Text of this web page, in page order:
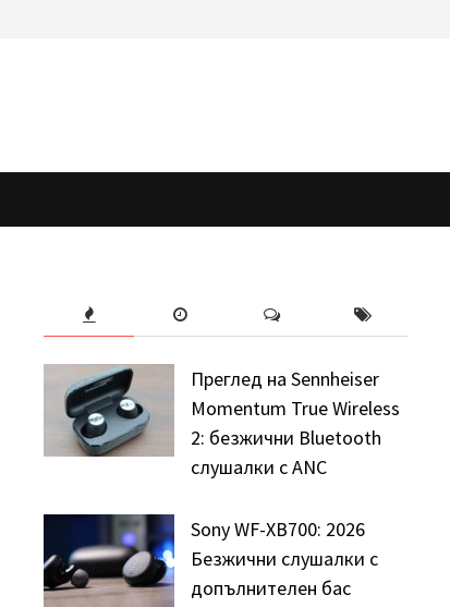
Преглед на Sennheiser
Momentum True Wireless
2: безжични Bluetooth
слушалки с ANC
Sony WF-XB700: 2026
Безжични слушалки с
допълнителен бас